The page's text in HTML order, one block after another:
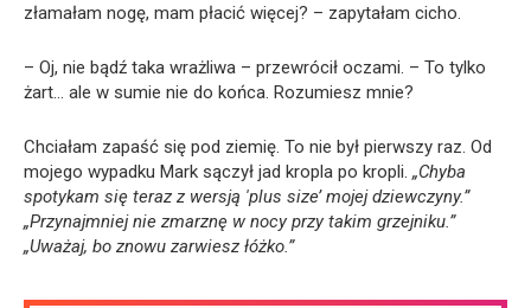
złamałam nogę, mam płacić więcej? – zapytałam cicho.
– Oj, nie bądź taka wrażliwa – przewrócił oczami. – To tylko
żart… ale w sumie nie do końca. Rozumiesz mnie?
Chciałam zapaść się pod ziemię. To nie był pierwszy raz. Od
mojego wypadku Mark sączył jad kropla po kropli. „Chyba
spotykam się teraz z wersją 'plus size’ mojej dziewczyny.”
„Przynajmniej nie zmarznę w nocy przy takim grzejniku.”
„Uważaj, bo znowu zarwiesz łóżko.”